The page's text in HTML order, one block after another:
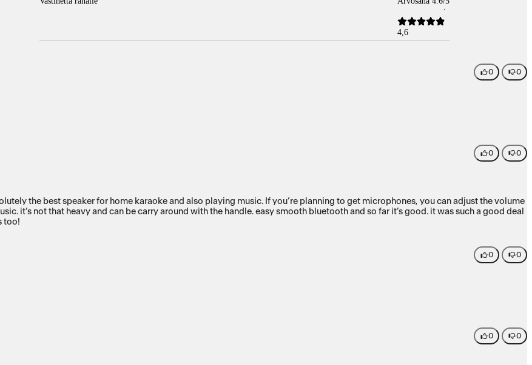
4,6
0 0
0 0
the best speaker for home karaoke and also playing music. If you’re planning to get microphones, you can adjust the volume
it’s not that heavy and can be carry around with the handle. easy smooth bluetooth and so far it’s good. it was such a good deal
too!
0 0
0 0